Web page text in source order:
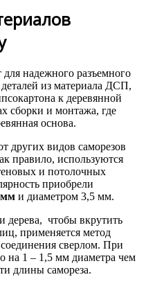
для надежного разъемного
из материала ДСП,
к деревянной
сборки и монтажа, где
основа.
других видов саморезов
правило, используются
и потолочных
приобрели
мм и диаметром 3,5 мм.
дерева, чтобы вкрутить
применяется метод
сверлом. При
на 1 – 1,5 мм диаметра чем
длины самореза.